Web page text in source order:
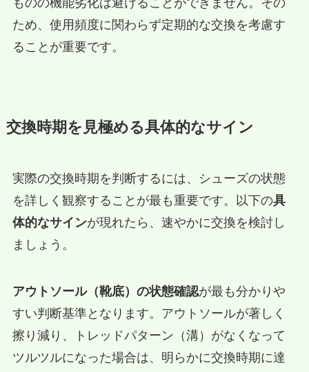
ものの機能劣化は避けることができません。その
ため、使用頻度に関わらず定期的な交換を考慮す
ることが重要です。
交換時期を見極める具体的なサイン
実際の交換時期を判断するには、シューズの状態
を詳しく観察することが最も重要です。以下の具
体的なサインが現れたら、速やかに交換を検討し
ましょう。
アウトソール（靴底）の状態確認が最も分かりや
すい判断基準となります。アウトソールが著しく
擦り減り、トレッドパターン（溝）がなくなって
ツルツルになった場合は、明らかに交換時期に達